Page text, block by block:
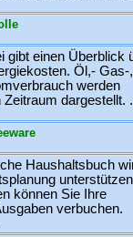
gibt einen Überblick
Öl,- Gas-,
werden
Zeitraum dargestellt.
Haushaltsbuch
können Sie Ihre
verbuchen.